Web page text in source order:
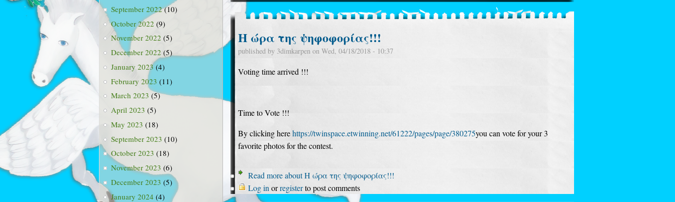
September 2022(10)
October 2022 (9)
November 2022 (5)
December 2022 (5)
January 2023(4)
February 2023 (11)
March 2023 (5)
April 2023 (5)
May 2023 (18)
September 2023 (10)
October 2023 (18)
November 2023 (6)
December 2023 (5)
January 2024 (4)
Η ώρα της ψηφοφορίας!!!
published by 3dimkarpen on Wed, 04/18/2018 - 10:37
Voting time arrived !!!
Time to Vote !!!
By clicking herehttps://twinspace.etwinning.net/61222/pages/page/380275you can vote for your 3
favorite photos for the contest.
Read moreabout Η ώρα της ψηφοφορίας!!!
Log in orregisterto post comments